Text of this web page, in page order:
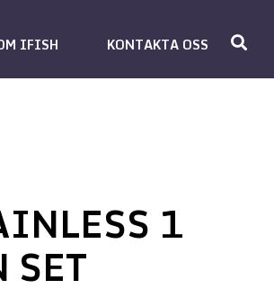
IFISH KONTAKTA OSS
1
SET